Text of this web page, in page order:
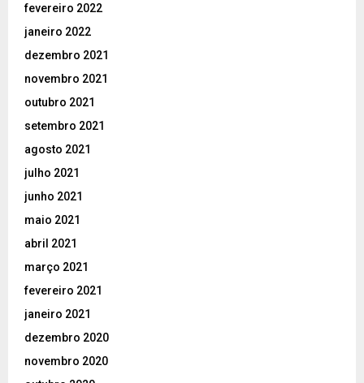
fevereiro 2022
janeiro 2022
dezembro 2021
novembro 2021
outubro 2021
setembro 2021
agosto 2021
julho 2021
junho 2021
maio 2021
abril 2021
março 2021
fevereiro 2021
janeiro 2021
dezembro 2020
novembro 2020